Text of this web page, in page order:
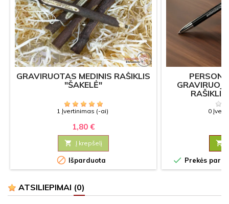
GRAVIRUOTAS MEDINIS RAŠIKLIS
"ŠAKELĖ"
1 Įvertinimas (-ai)
1,80 €
 Į krepšelį
 Išparduota
0

 Prekės
ATSILIEPIMAI (0)